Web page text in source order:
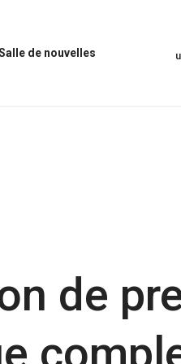
de nouvelles
de